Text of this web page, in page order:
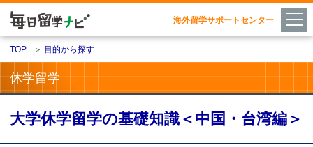
海外留学サポートセンター
TOP ＞ 目的から探す
休学留学
大学休学留学の基礎知識＜中国・台湾編＞